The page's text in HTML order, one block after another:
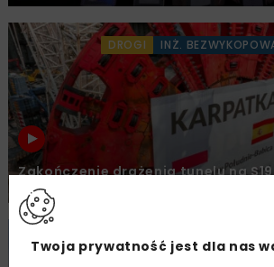
DROGI INŻ.
Zakończenie drążenia tunelu na
Południe – Babica
BUDOWNICTWO
Twoja prywatność jest dla nas